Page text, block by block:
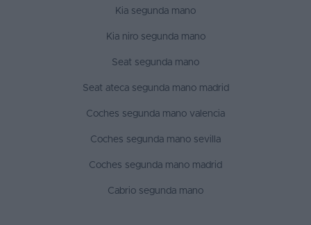
Kia segunda mano
Kia niro segunda mano
Seat segunda mano
Seat ateca segunda mano madrid
Coches segunda mano valencia
Coches segunda mano sevilla
Coches segunda mano madrid
Cabrio segunda mano